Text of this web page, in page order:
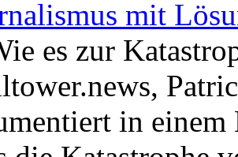
mit
es zur
in